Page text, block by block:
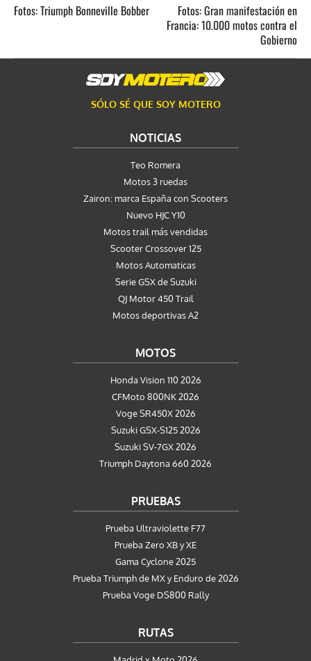
Fotos: Triumph Bonneville Bobber
Fotos: Gran manifestación en
Francia: 10.000 motos contra el
Gobierno
SÓLO SÉ QUE SOY MOTERO
NOTICIAS
Teo Romera
Motos 3 ruedas
Zairon: marca España con Scooters
Nuevo HJC Y10
Motos trail más vendidas
Scooter Crossover 125
Motos Automaticas
Serie GSX de Suzuki
QJ Motor 450 Trail
Motos deportivas A2
MOTOS
Honda Vision 110 2026
CFMoto 800NK 2026
Voge SR450X 2026
Suzuki GSX-S125 2026
Suzuki SV-7GX 2026
Triumph Daytona 660 2026
PRUEBAS
Prueba Ultraviolette F77
Prueba Zero XB y XE
Gama Cyclone 2025
Prueba Triumph de MX y Enduro de 2026
Prueba Voge DS800 Rally
RUTAS